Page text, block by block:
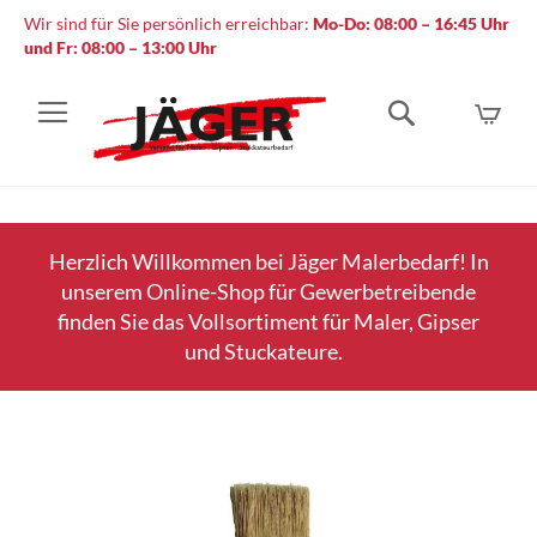
Wir sind für Sie persönlich erreichbar: Mo-Do: 08:00 – 16:45 Uhr
und Fr: 08:00 – 13:00 Uhr
Herzlich Willkommen bei Jäger Malerbedarf! In
unserem Online-Shop für Gewerbetreibende
finden Sie das Vollsortiment für Maler, Gipser
und Stuckateure.